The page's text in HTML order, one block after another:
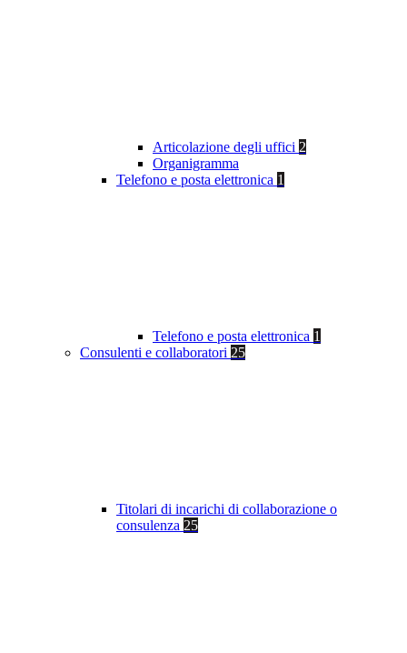
Articolazione degli uffici 2
Organigramma
Telefono e posta elettronica 1
Telefono e posta elettronica 1
Consulenti e collaboratori 25
Titolari di incarichi di collaborazione o
consulenza 25